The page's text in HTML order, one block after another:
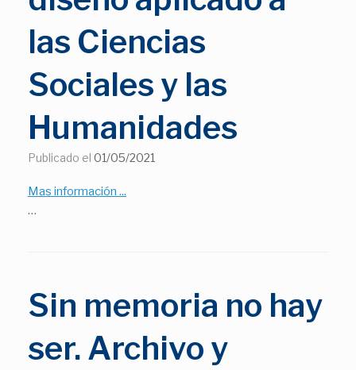
las Ciencias
Sociales y las
Humanidades
Publicado el 01/05/2021
Mas información ...
…
Sin memoria no hay
ser. Archivo y